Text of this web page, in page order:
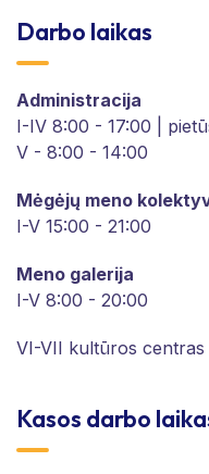
Darbo laikas
Administracija
I-IV 8:00 - 17:00 |
V - 8:00 - 14:00
Mėgėjų meno
I-V 15:00 - 21:00
Meno galerija
I-V 8:00 - 20:00
VI-VII kultūros
Kasos darbo